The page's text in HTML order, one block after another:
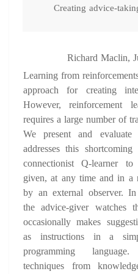
Creating advice-
Richard Maclin,
Learning from
approach for creating
However, reinforcement
requires a large number of
We present and
addresses this
connectionist Q-learner
given, at any time and in a
by an external observer.
the advice-giver watches
occasionally makes
as instructions in a
programming
techniques from